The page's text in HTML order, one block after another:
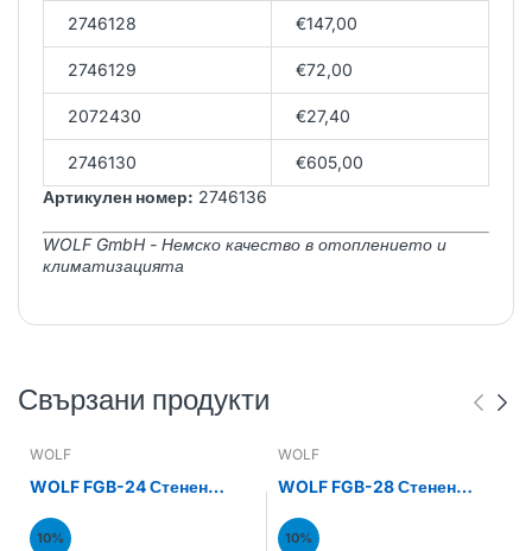
2746128
€147,00
2746129 €72,00
2072430 €27,40
2746130
€605,00
Артикулен номер: 2746136
WOLF GmbH - Немско качество в отоплението и
климатизацията
Свързани продукти
WOLF
WOLF FGB-24 Стенен
24kW
10%
WOLF
WOLF FGB-28 Стенен
28kW
10%